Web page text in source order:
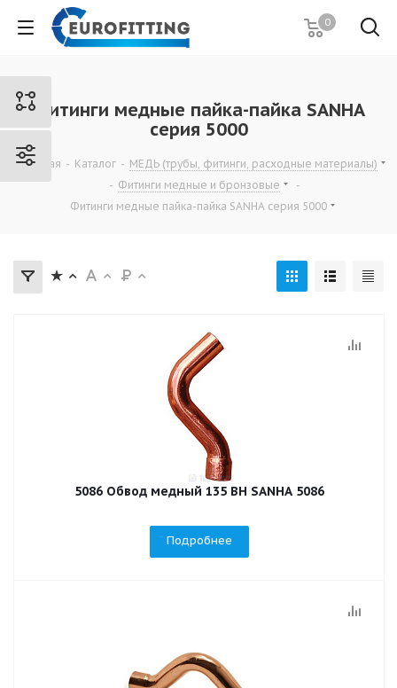
0
Фитинги медные пайка-пайка SANHA
серия 5000
Главная - Каталог - МЕДЬ (трубы, фитинги, расходные материалы)
- Фитинги медные и бронзовые
-
Фитинги медные пайка-пайка SANHA серия 5000
5086 Обвод медный 135 ВН SANHA 5086
Подробнее